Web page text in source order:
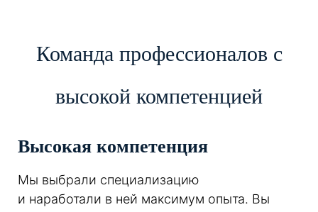
Команда профессионалов с
высокой компетенцией
Высокая компетенция
Мы выбрали специализацию
и наработали в ней максимум опыта. Вы